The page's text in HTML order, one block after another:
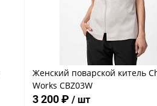
Женский поварской китель
Works CBZ03W
3 200 ₽ / шт